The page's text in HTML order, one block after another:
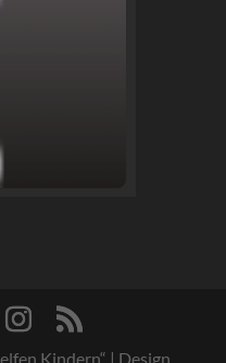
Kindern“ | Design